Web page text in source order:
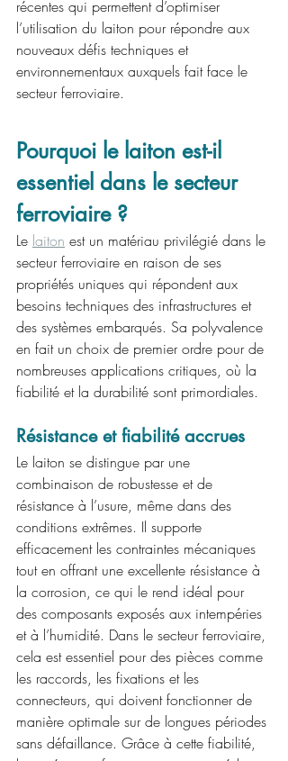
récentes qui permettent d’optimiser
l’utilisation du laiton pour répondre aux
nouveaux défis techniques et
environnementaux auxquels fait face le
secteur ferroviaire.
Pourquoi le laiton est-il
essentiel dans le secteur
ferroviaire ?
Le laiton est un matériau privilégié dans le
secteur ferroviaire en raison de ses
propriétés uniques qui répondent aux
besoins techniques des infrastructures et
des systèmes embarqués. Sa polyvalence
en fait un choix de premier ordre pour de
nombreuses applications critiques, où la
fiabilité et la durabilité sont primordiales.
Résistance et fiabilité accrues
Le laiton se distingue par une
combinaison de robustesse et de
résistance à l’usure, même dans des
conditions extrêmes. Il supporte
efficacement les contraintes mécaniques
tout en offrant une excellente résistance à
la corrosion, ce qui le rend idéal pour
des composants exposés aux intempéries
et à l’humidité. Dans le secteur ferroviaire,
cela est essentiel pour des pièces comme
les raccords, les fixations et les
connecteurs, qui doivent fonctionner de
manière optimale sur de longues périodes
sans défaillance. Grâce à cette fiabilité,